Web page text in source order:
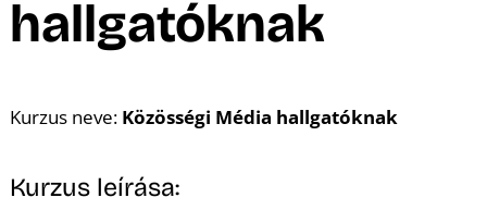
hallgatóknak
Kurzus neve: Közösségi Média hallgatóknak
Kurzus leírása: